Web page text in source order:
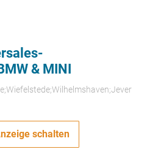
& MINI
schalten